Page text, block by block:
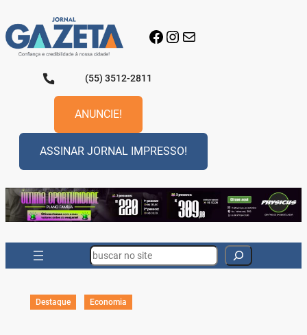
para
o
conteúdo
Facebook
Instagram
E-mail
(55) 3512-2811
ANUNCIE!
ASSINAR JORNAL IMPRESSO!
Search
Destaque Economia